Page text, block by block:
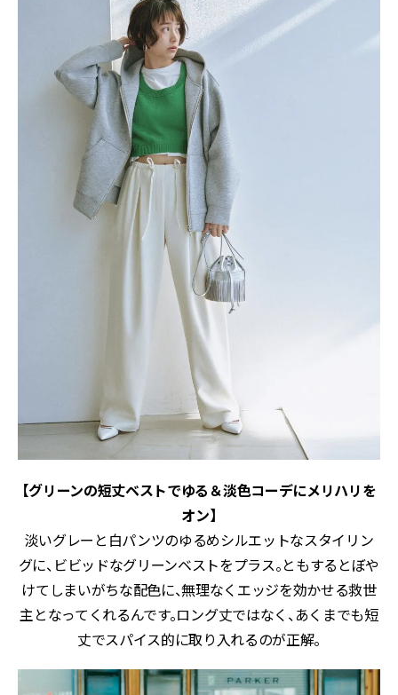
【グリーンの短丈ベストでゆる＆淡色コーデにメリハリを
オン】
淡いグレーと白パンツのゆるめシルエットなスタイリン
グに、ビビッドなグリーンベストをプラス。ともするとぼや
けてしまいがちな配色に、無理なくエッジを効かせる救世
主となってくれるんです。ロング丈ではなく、あくまでも短
丈でスパイス的に取り入れるのが正解。